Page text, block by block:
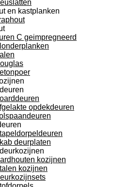
en kastplanken
C geimpregneerd
opdekdeuren
deurplaten
kozijnen
kozijnen